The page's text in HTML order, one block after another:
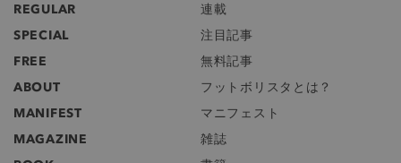
REGULAR
連載
SPECIAL
注目記事
FREE
無料記事
ABOUT
フットボリスタとは？
MANIFEST
マニフェスト
MAGAZINE
雑誌